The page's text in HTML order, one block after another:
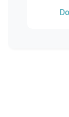
bem
serviços